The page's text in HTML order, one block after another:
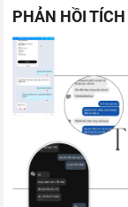
PHẢN HỒI